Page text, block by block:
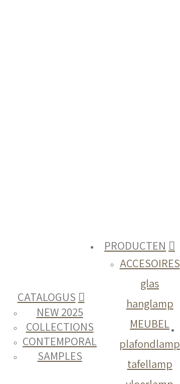
CATALOGUS
NEW 2025
COLLECTIONS
CONTEMPORAL
SAMPLES
PRODUCTEN
ACCESOIRES
glas
hanglamp
MEUBEL
plafondlamp
tafellamp